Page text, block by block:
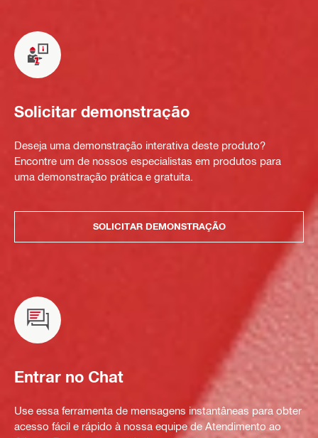
Solicitar demonstração
Deseja uma demonstração interativa deste produto?
Encontre um de nossos especialistas em produtos para
uma demonstração prática e gratuita.
SOLICITAR DEMONSTRAÇÃO
Entrar no Chat
Use essa ferramenta de mensagens instantâneas para obter
acesso fácil e rápido à nossa equipe de Atendimento ao